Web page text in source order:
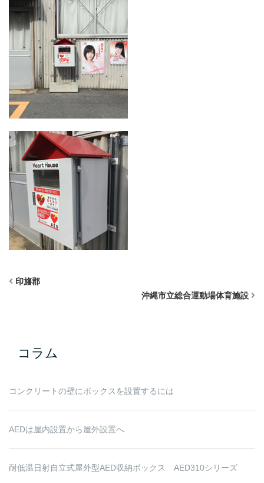
印旛郡
沖縄市立総合運動場体育施設
コラム
コンクリートの壁にボックスを設置するには
AEDは屋内設置から屋外設置へ
耐低温日射自立式屋外型AED収納ボックス AED310シリーズ